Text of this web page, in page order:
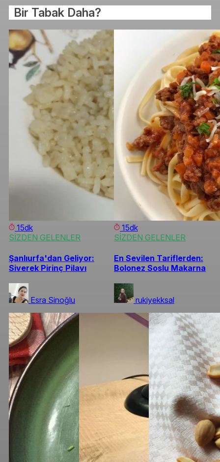
Bir Tabak Daha?
15dk
SİZDEN GELENLER
Şanlıurfa'dan Geliyor:
Siverek Pirinç Pilavı
Esra Sinoğlu
15dk
SİZDEN GELENLER
En Sevilen Tariflerden:
Bolonez Soslu Makarna
rukiyekksal